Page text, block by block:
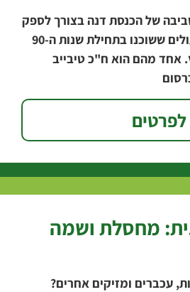
של הכנסת דנה בצורך לספק
פתרון מהיר לרבבות עולים ששוכנו בתחילת שנות ה-90
אחד מהם הוא ח"כ טיבייב
לפרטים
מחסלת ושמה
עכברים ומזיקים אחרים?